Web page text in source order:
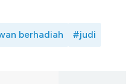
berhadiah #judi